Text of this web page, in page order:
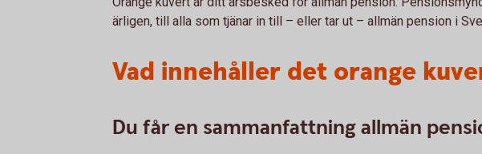
ärligen, till alla som tjänar in till – eller tar ut – allmän pension i
Vad innehåller det orange
Du får en sammanfattning allmän